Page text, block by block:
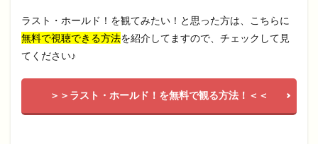
ラスト・ホールド！を観てみたい！と思った方は、こちらに
無料で視聴できる方法を紹介してますので、チェックして見
てください♪
＞＞ラスト・ホールド！を無料で観る方法！＜＜